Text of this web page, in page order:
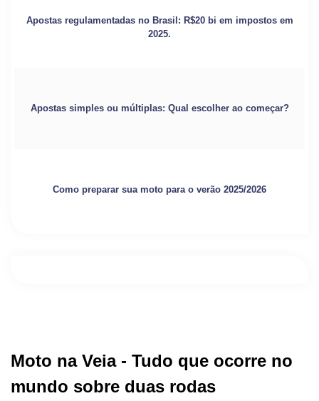
Apostas regulamentadas no Brasil: R$20 bi em impostos em
2025.
Apostas simples ou múltiplas: Qual escolher ao começar?
Como preparar sua moto para o verão 2025/2026
Moto na Veia - Tudo que ocorre no
mundo sobre duas rodas